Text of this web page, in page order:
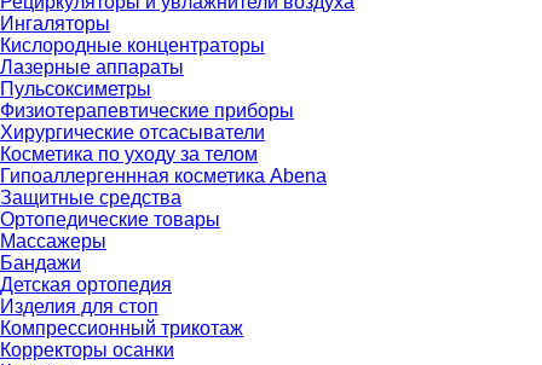
Ингаляторы
Кислородные концентраторы
Лазерные аппараты
Пульсоксиметры
Физиотерапевтические приборы
Хирургические отсасыватели
Косметика по уходу за телом
Гипоаллергеннная косметика Abena
Защитные средства
Ортопедические товары
Массажеры
Бандажи
Детская ортопедия
Изделия для стоп
Компрессионный трикотаж
Корректоры осанки